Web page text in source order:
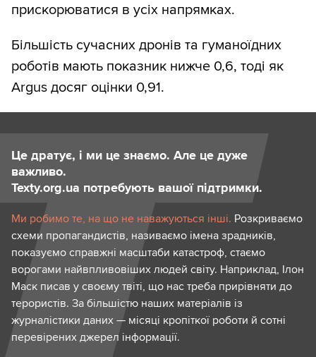
прискорюватися в усіх напрямках.
Більшість сучасних дронів та гуманоїдних
роботів мають показник нижче 0,6, тоді як
Argus досяг оцінки 0,91.
Це дратує, і ми це знаємо. Але це дуже
важливо.
Texty.org.ua потребують вашої підтримки.
Ми робимо те, на що не наважуються інші. Розкриваємо
схеми пропагандистів, називаємо імена зрадників,
показуємо справжні масштаби катастроф, стаємо
ворогами найвпливовіших людей світу. Наприклад, Ілон
Маск писав у своєму твіті, що нас треба прирівняти до
терористів. За більшістю наших матеріалів із
журналістики даних — місяці кропіткої роботи й сотні
перевірених джерел інформації.